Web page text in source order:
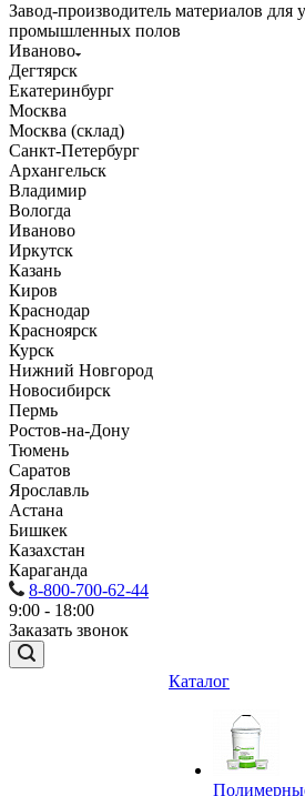
Завод-производитель материалов для
промышленных полов
Иваново
Дегтярск
Екатеринбург
Москва
Москва (склад)
Санкт-Петербург
Архангельск
Владимир
Вологда
Иваново
Иркутск
Казань
Киров
Краснодар
Красноярск
Курск
Нижний Новгород
Новосибирск
Пермь
Ростов-на-Дону
Тюмень
Саратов
Ярославль
Астана
Бишкек
Казахстан
Караганда
8-800-700-62-44
9:00 - 18:00
Заказать звонок
Каталог